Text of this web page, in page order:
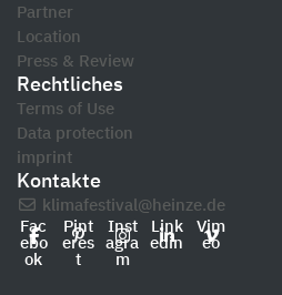
Partner
Location
Press & Review
Rechtliches
Terms of Use
Data protection
imprint
Kontakte
klimafestival@heinze.de
Fac
ebo
ok
Pint
eres
t
Inst
agra
m
Link
edin
Vim
eo